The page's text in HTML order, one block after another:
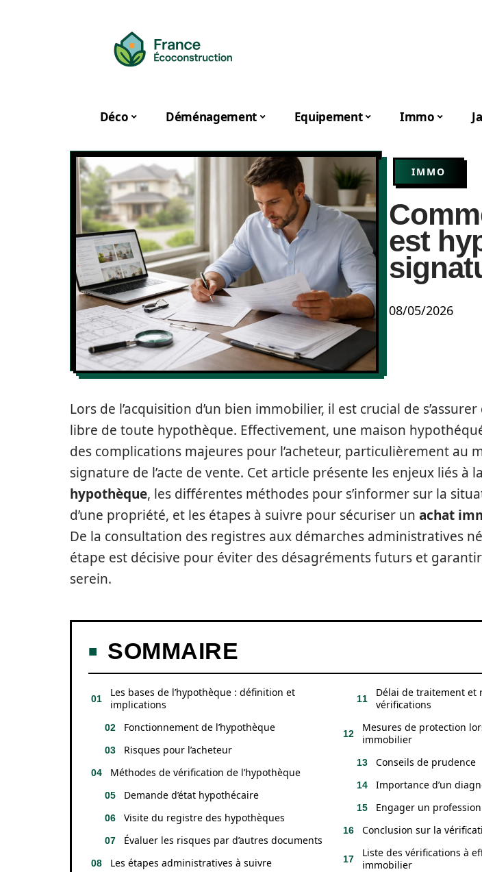
Déco Déménagement Equipement Immo
IMMO
est
08/05/2026
Lors de l’acquisition d’un bien immobilier, il est crucial de
libre de toute hypothèque. Effectivement, une maison
des complications majeures pour l’acheteur, particulièrement au
signature de l’acte de vente. Cet article présente les enjeux liés à la
hypothèque, les différentes méthodes pour s’informer sur la
d’une propriété, et les étapes à suivre pour sécuriser un achat
De la consultation des registres aux démarches administratives
étape est décisive pour éviter des désagréments futurs et
serein.
SOMMAIRE
Les bases de l’hypothèque : définition et
implications
Fonctionnement de l’hypothèque
Risques pour l’acheteur
Méthodes de vérification de l’hypothèque
Demande d’état hypothécaire
Visite du registre des hypothèques
Évaluer les risques par d’autres documents
Les étapes administratives à suivre
Délai de traitement et
vérifications
Mesures de protection
immobilier
Conseils de prudence
Importance d’un
Engager un
Conclusion sur la
Liste des vérifications à
immobilier